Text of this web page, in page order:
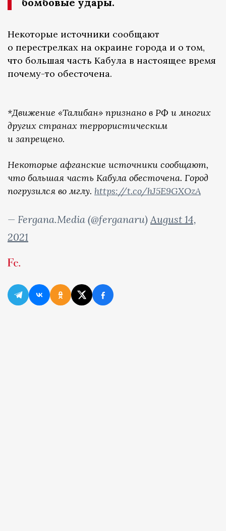
Некоторые источники сообщают
о перестрелках на окраине города и о том,
что большая часть Кабула в настоящее время
почему-то обесточена.
*Движение «Талибан» признано в РФ и многих
других странах террористическим
и запрещено.
Некоторые афганские источники сообщают,
что большая часть Кабула обесточена. Город
погрузился во мглу. https://t.co/hJ5E9GXOzA
— Fergana.Media (@ferganaru) August 14,
2021